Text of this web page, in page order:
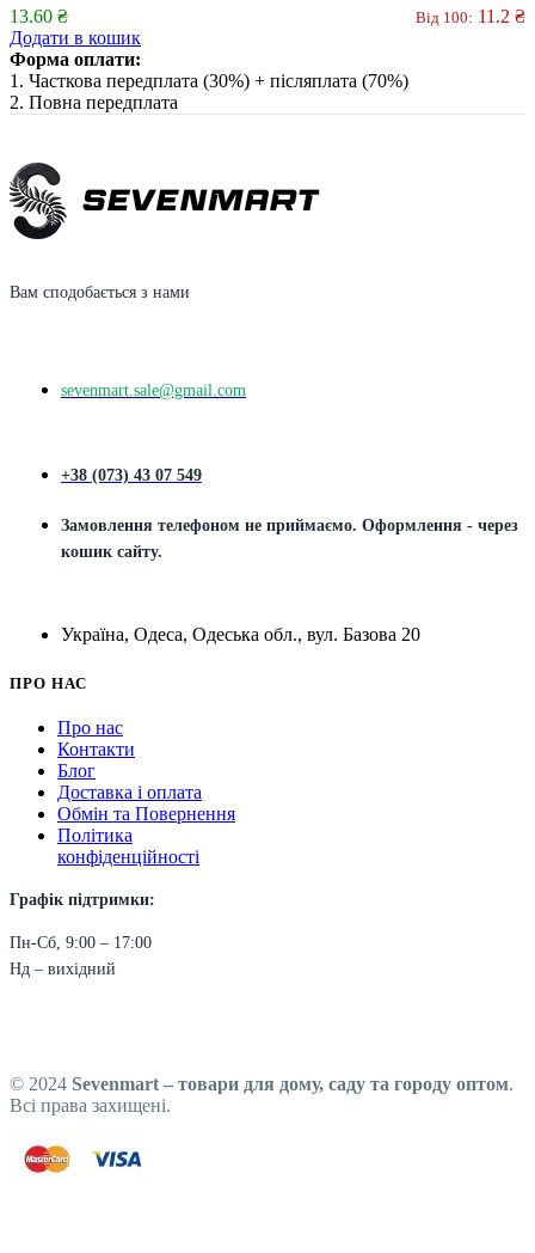
13.60 ₴ Від 100: 11.2 ₴
Додати в кошик
Форма оплати:
1. Часткова передплата (30%) + післяплата (70%)
2. Повна передплата
Вам сподобається з нами
sevenmart.sale@gmail.com
+38 (073) 43 07 549
Замовлення телефоном не приймаємо. Оформлення - через
кошик сайту.
Україна, Одеса, Одеська обл., вул. Базова 20
ПРО НАС
Про нас
Контакти
Блог
Доставка і оплата
Обмін та Повернення
Політика
конфіденційності
Графік підтримки:
Пн-Сб, 9:00 – 17:00
Нд – вихідний
© 2024 Sevenmart – товари для дому, саду та городу оптом.
Всі права захищені.